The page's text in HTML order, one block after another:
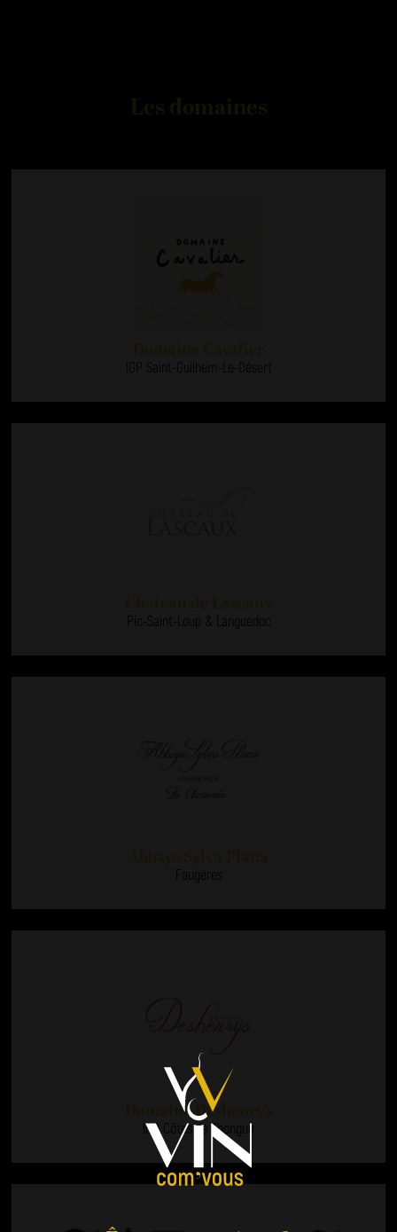
IGP Saint-Guilhem-Le-Désert
Pic-Saint-Loup & Languedoc
Faugères
Domaine Deshenry’s
IGP Côtes de Thongue